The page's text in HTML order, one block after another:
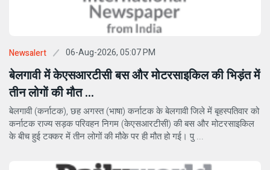
Newsalert 06-Aug-2026, 05:07 PM
बेलगावी में केएसआरटीसी बस और मोटरसाइकिल की भिड़ंत में
तीन लोगों की मौत ...
बेलगावी (कर्नाटक), छह अगस्त (भाषा) कर्नाटक के बेलगावी जिले में बृहस्पतिवार को
कर्नाटक राज्य सड़क परिवहन निगम (केएसआरटीसी) की बस और मोटरसाइकिल
के बीच हुई टक्कर में तीन लोगों की मौके पर ही मौत हो गई। पु ...